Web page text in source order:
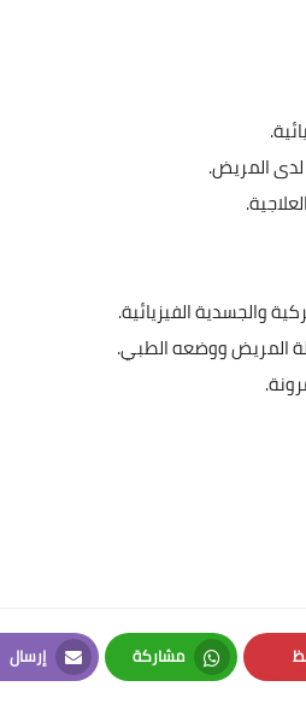
لدى المريض.
والجسدية الفيزيائية.
المريض ووضعه الطبي.
مشاركة
Whatsapp
إرسال
Email